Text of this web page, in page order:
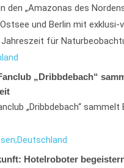
den „Amazonas des
und Berlin mit exklusi-
für
„Dribbdebach“
„Dribbdebach“
Deutschland
Hotelroboter